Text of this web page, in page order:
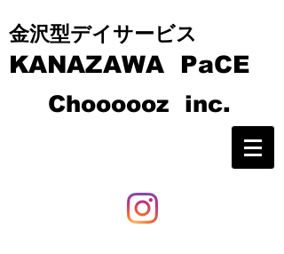
​​金沢型デイサービス
KANAZAWA PaCE
Choooooz inc.